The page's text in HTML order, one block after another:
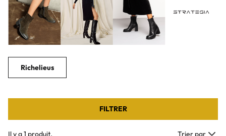
Richelieus
FILTRER
Il y a 1 produit. Trier par